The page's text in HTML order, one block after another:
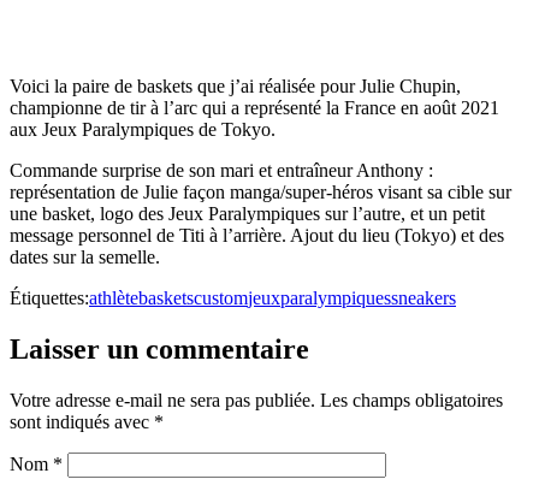
Voici la paire de baskets que j’ai réalisée pour Julie Chupin,
championne de tir à l’arc qui a représenté la France en août 2021
aux Jeux Paralympiques de Tokyo.
Commande surprise de son mari et entraîneur Anthony :
représentation de Julie façon manga/super-héros visant sa cible sur
une basket, logo des Jeux Paralympiques sur l’autre, et un petit
message personnel de Titi à l’arrière. Ajout du lieu (Tokyo) et des
dates sur la semelle.
Étiquettes:athlètebasketscustomjeuxparalympiquessneakers
Laisser un commentaire
Votre adresse e-mail ne sera pas publiée. Les champs obligatoires
sont indiqués avec *
Nom *